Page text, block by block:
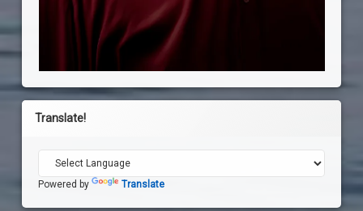
Translate!
Powered by Translate